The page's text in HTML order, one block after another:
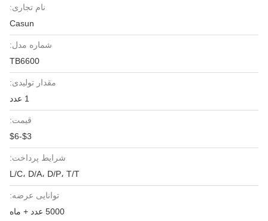
نام تجاری:
Casun
شماره مدل:
TB6600
مقدار تولیدی:
قیمت:
$3-$6
شرایط پرداخت:
L/C، D/A، D/P، T/T
توانایی عرضه:
5000 عدد + ماه